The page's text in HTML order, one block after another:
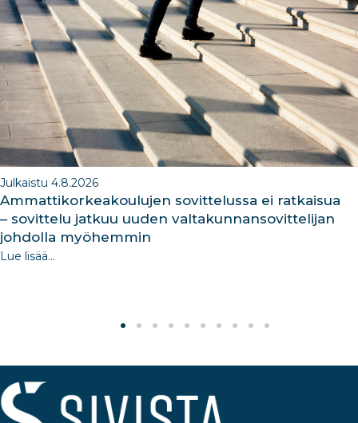
o
o
k
n
mn
Julkaistu 4.8.2026
Ammattikorkeakoulujen sovittelussa ei ratkaisua
– sovittelu jatkuu uuden valtakunnansovittelijan
johdolla myöhemmin
Lue lisää...